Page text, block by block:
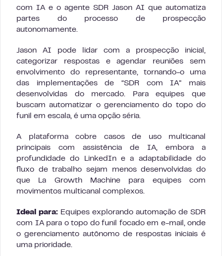
com IA e o agente SDR Jason AI que automatiza
partes do processo de prospecção
autonomamente.
Jason AI pode lidar com a prospecção inicial,
categorizar respostas e agendar reuniões sem
envolvimento do representante, tornando-o uma
das implementações de “SDR com IA” mais
desenvolvidas do mercado. Para equipes que
buscam automatizar o gerenciamento do topo do
funil em escala, é uma opção séria.
A plataforma cobre casos de uso multicanal
principais com assistência de IA, embora a
profundidade do LinkedIn e a adaptabilidade do
fluxo de trabalho sejam menos desenvolvidas do
que La Growth Machine para equipes com
movimentos multicanal complexos.
Ideal para: Equipes explorando automação de SDR
com IA para o topo do funil focado em e-mail, onde
o gerenciamento autônomo de respostas iniciais é
uma prioridade.